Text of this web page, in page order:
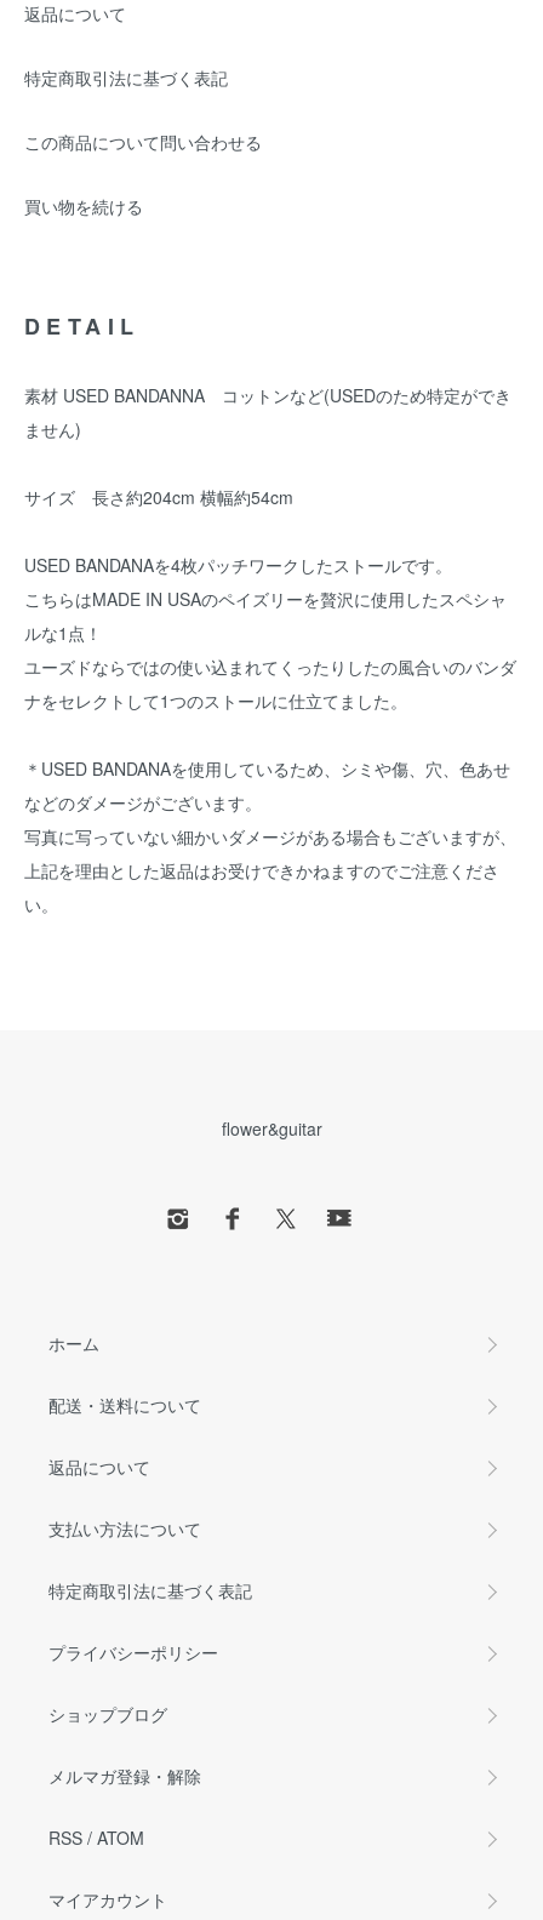
返品について
特定商取引法に基づく表記
この商品について問い合わせる
買い物を続ける
DETAIL
素材 USED BANDANNA コットンなど(USEDのため特定ができ
ません)
サイズ 長さ約204cm 横幅約54cm
USED BANDANAを4枚パッチワークしたストールです。
こちらはMADE IN USAのペイズリーを贅沢に使用したスペシャ
ルな1点！
ユーズドならではの使い込まれてくったりしたの風合いのバンダ
ナをセレクトして1つのストールに仕立てました。
＊USED BANDANAを使用しているため、シミや傷、穴、色あせ
などのダメージがございます。
写真に写っていない細かいダメージがある場合もございますが、
上記を理由とした返品はお受けできかねますのでご注意くださ
い。
flower&guitar
ホーム
配送・送料について
返品について
支払い方法について
特定商取引法に基づく表記
プライバシーポリシー
ショップブログ
メルマガ登録・解除
RSS / ATOM
マイアカウント